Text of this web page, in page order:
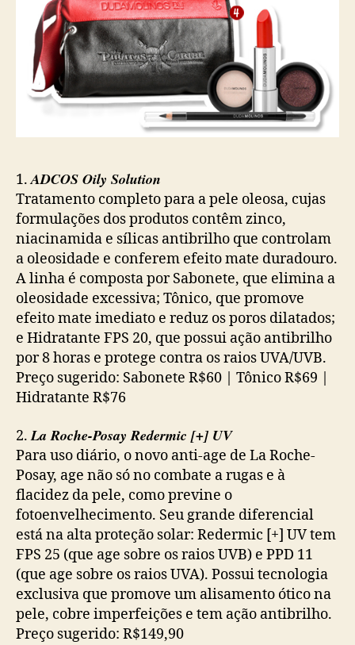
1.ADCOS Oily Solution
Tratamento completo para a pele oleosa, cujas
formulações dos produtos contêm zinco,
niacinamida e sílicas antibrilho que controlam
a oleosidade e conferem efeito mate duradouro.
A linha é composta por Sabonete, que elimina a
oleosidade excessiva; Tônico, que promove
efeito mate imediato e reduz os poros dilatados;
e Hidratante FPS 20, que possui ação antibrilho
por 8 horas e protege contra os raios UVA/UVB.
Preço sugerido: Sabonete R$60 | Tônico R$69 |
Hidratante R$76
2.La Roche-Posay Redermic [+] UV
Para uso diário, o novo anti-age de La Roche-
Posay, age não só no combate a rugas e à
flacidez da pele, como previne o
fotoenvelhecimento. Seu grande diferencial
está na alta proteção solar: Redermic [+] UV tem
FPS 25 (que age sobre os raios UVB) e PPD 11
(que age sobre os raios UVA). Possui tecnologia
exclusiva que promove um alisamento ótico na
pele, cobre imperfeições e tem ação antibrilho.
Preço sugerido: R$149,90